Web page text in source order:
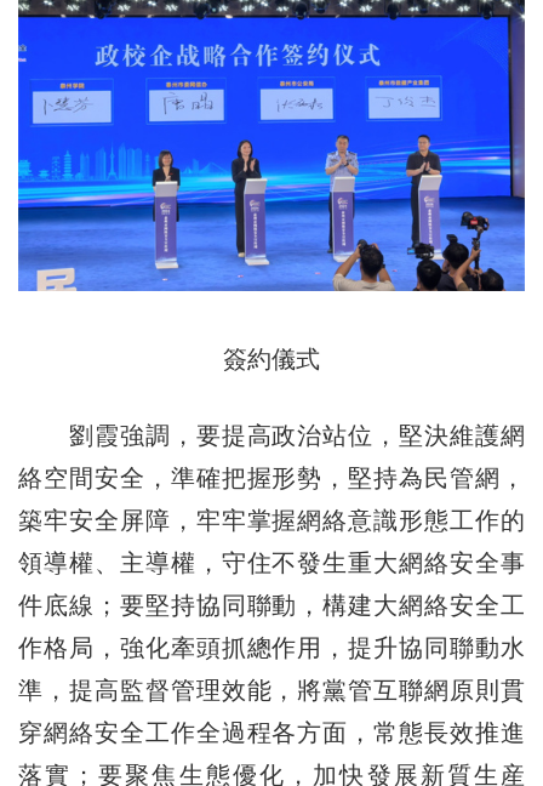
簽約儀式
劉霞強調，要提高政治站位，堅決維護網
絡空間安全，準確把握形勢，堅持為民管網，
築牢安全屏障，牢牢掌握網絡意識形態工作的
領導權、主導權，守住不發生重大網絡安全事
件底線；要堅持協同聯動，構建大網絡安全工
作格局，強化牽頭抓總作用，提升協同聯動水
準，提高監督管理效能，將黨管互聯網原則貫
穿網絡安全工作全過程各方面，常態長效推進
落實；要聚焦生態優化，加快發展新質生産